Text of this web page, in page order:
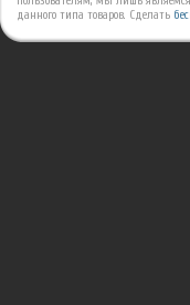
данного типа товаров. Сделать